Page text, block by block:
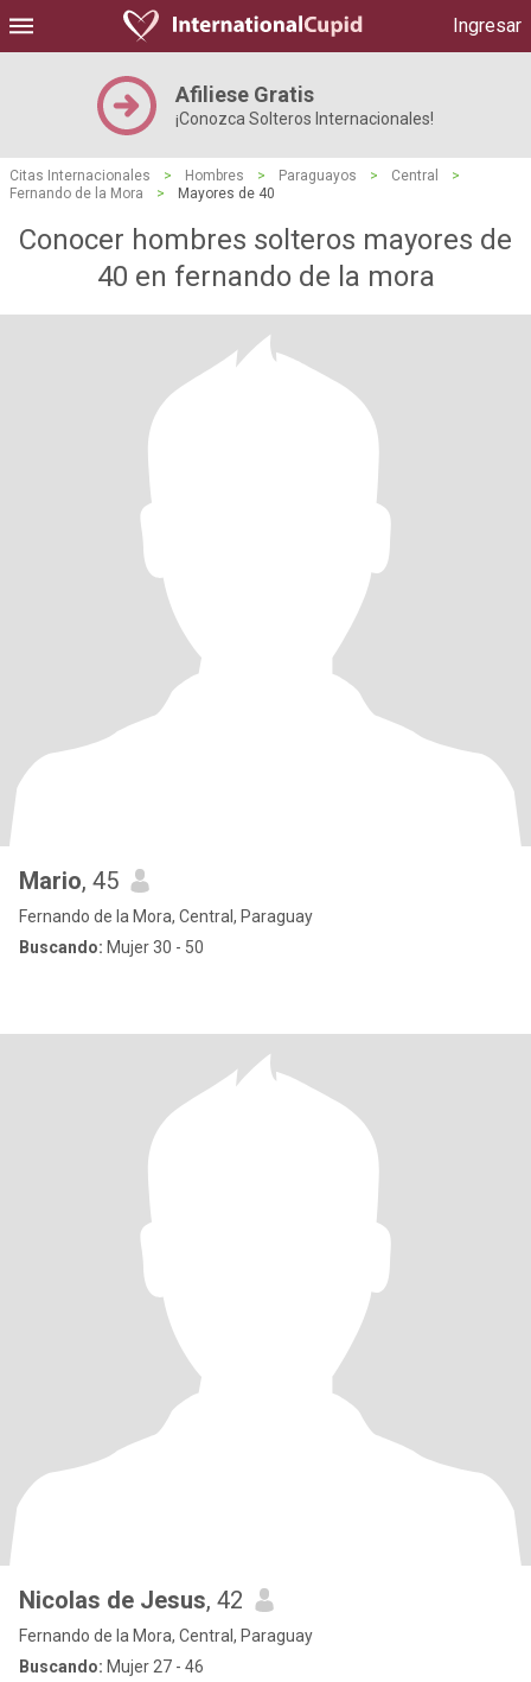
Ingresar
Afiliese Gratis
¡Conozca Solteros Internacionales!
Citas Internacionales > Hombres > Paraguayos > Central
>
Fernando de la Mora
> Mayores de 40
Conocer hombres solteros mayores de
40 en fernando de la mora
Mario, 45
Fernando de la Mora, Central, Paraguay
Buscando: Mujer 30 - 50
Nicolas de Jesus, 42
Fernando de la Mora, Central, Paraguay
Buscando: Mujer 27 - 46